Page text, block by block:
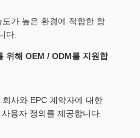
가 높은 환경에 적합한 항
다.
위해 OEM / ODM를 지원합
사와 EPC 계약자에 대한
용자 정의를 제공합니다.